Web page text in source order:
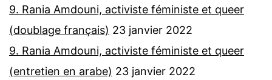
9. Rania Amdouni, activiste féministe et queer
(doublage français) 23 janvier 2022
9. Rania Amdouni, activiste féministe et queer
(entretien en arabe) 23 janvier 2022